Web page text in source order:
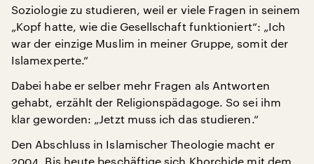
Soziologie zu studieren, weil er viele Fragen in seinem
„Kopf hatte, wie die Gesellschaft funktioniert“: „Ich
war der einzige Muslim in meiner Gruppe, somit der
Islamexperte.“
Dabei habe er selber mehr Fragen als Antworten
gehabt, erzählt der Religionspädagoge. So sei ihm
klar geworden: „Jetzt muss ich das studieren.“
Den Abschluss in Islamischer Theologie macht er
2004. Bis heute beschäftige sich Khorchide mit dem